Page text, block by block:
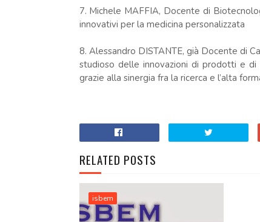
7. Michele MAFFIA, Docente di
innovativi per la medicina personalizzata
8. Alessandro DISTANTE, già Docente di
studioso delle innovazioni di prodotti e di
grazie alla sinergia fra la ricerca e l’alta
RELATED POSTS
isbem